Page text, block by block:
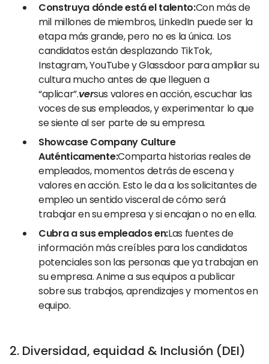
Construya dónde está el talento:Con más de
mil millones de miembros, LinkedIn puede ser la
etapa más grande, pero no es la única. Los
candidatos están desplazando TikTok,
Instagram, YouTube y Glassdoor para ampliar su
cultura mucho antes de que lleguen a
“aplicar”.versus valores en acción, escuchar las
voces de sus empleados, y experimentar lo que
se siente al ser parte de su empresa.
Showcase Company Culture
Auténticamente:Comparta historias reales de
empleados, momentos detrás de escena y
valores en acción. Esto le da a los solicitantes de
empleo un sentido visceral de cómo será
trabajar en su empresa y si encajan o no en ella.
Cubra a sus empleados en:Las fuentes de
información más creíbles para los candidatos
potenciales son las personas que ya trabajan en
su empresa. Anime a sus equipos a publicar
sobre sus trabajos, aprendizajes y momentos en
equipo.
2. Diversidad, equidad & Inclusión (DEI)